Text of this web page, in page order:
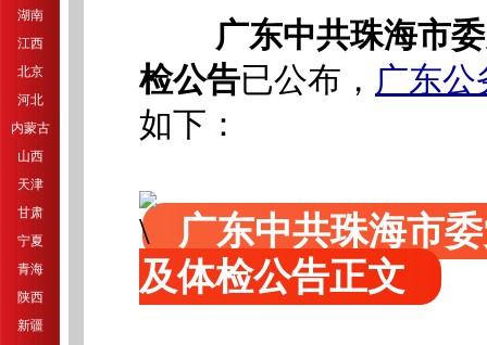
湖南
江西
北京
河北
内蒙古
山西
天津
甘肃
宁夏
青海
陕西
新疆
广东中共珠海市
检公告已公布， 广东公
如下：
广东中共珠海市
及体检公告正文